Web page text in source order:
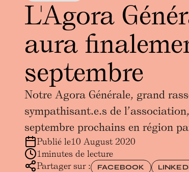
L'Agora
aura
septembre
Notre Agora Générale, grand
sympathisant.e.s de
septembre prochains en région
Publié le10 August 2020
1minutes de lecture
Partager sur :
FACEBOOK